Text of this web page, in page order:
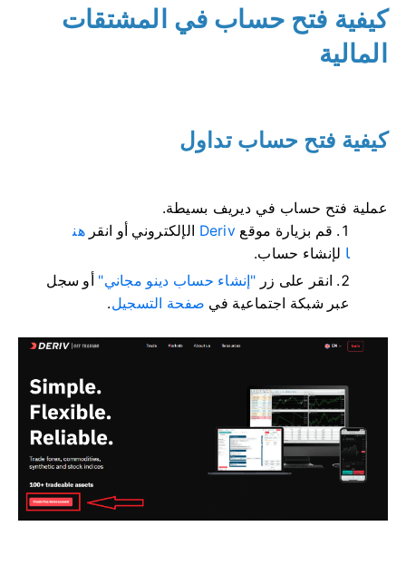
كيفية فتح حساب في المشتقات
المالية
كيفية فتح حساب تداول
عملية فتح حساب في ديريف بسيطة.
قم بزيارة موقع Deriv الإلكتروني أو انقرهن
ا لإنشاء حساب.
انقر على زر "إنشاء حساب دينو مجاني" أو سجل
عبر شبكة اجتماعية في صفحة التسجيل.